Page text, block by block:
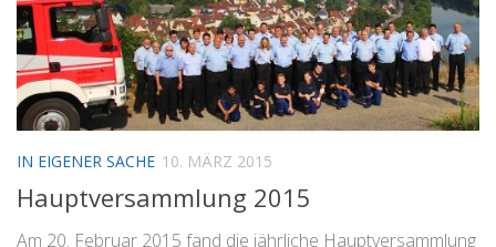
IN EIGENER SACHE 10. MÄRZ 2015
Hauptversammlung 2015
Am 20. Februar 2015 fand die jährliche Hauptversammlung